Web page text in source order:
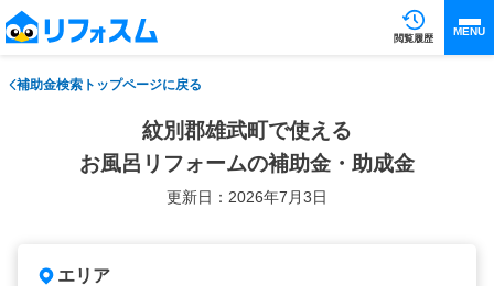
閲覧履歴
MENU
補助金検索トップページに戻る
紋別郡雄武町で使える
お風呂リフォームの補助金・助成金
更新日：2026年7月3日
エリア